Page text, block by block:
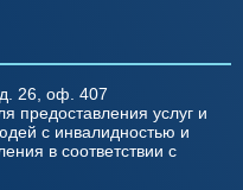
д. 26, оф. 407
предоставления услуг и
с инвалидностью и
в соответствии с